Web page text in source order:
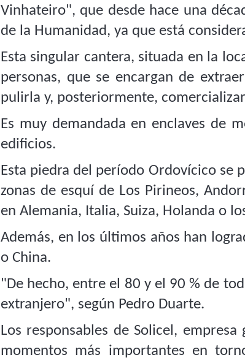
Vinhateiro", que desde hace una
de la Humanidad, ya que está
Esta singular cantera, situada en la
personas, que se encargan de
pulirla y, posteriormente,
Es muy demandada en enclaves de
edificios.
Esta piedra del período Ordovícico se
zonas de esquí de Los Pirineos,
en Alemania, Italia, Suiza, Holanda o
Además, en los últimos años han
o China.
"De hecho, entre el 80 y el 90 % de
extranjero", según Pedro Duarte.
Los responsables de Solicel,
momentos más importantes en